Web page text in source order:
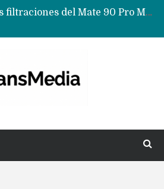
Nuevas filtraciones del Mate 90 Pro Max apuntan a potenciar las cámaras y pantalla OLED doble capa
Apple dice que más ex empleados se llevaron datos confidenciales a OpenAI